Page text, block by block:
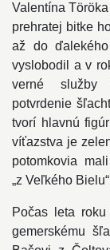
Valentína
prehratej bitke
až do
vyslobodil a v
verné služby
potvrdenie
tvorí hlavnú
víťazstva je
potomkovia
„z Veľkého
Počas leta
gemerskému